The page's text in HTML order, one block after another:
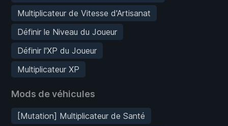
Multiplicateur de Vitesse d'Artisanat
Définir le Niveau du Joueur
Définir l'XP du Joueur
Multiplicateur XP
Mods de véhicules
[Mutation] Multiplicateur de Santé